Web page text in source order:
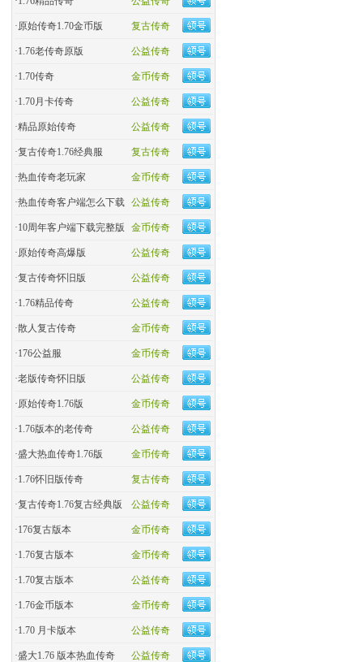
复古传奇
·原始传奇1.70金币版
公益传奇
·1.76老传奇原版
金币传奇
·1.70传奇
公益传奇
·1.70月卡传奇
公益传奇
·精品原始传奇
复古传奇
·复古传奇1.76经典服
金币传奇
·热血传奇老玩家
公益传奇
·热血传奇客户端怎么下载
金币传奇
·10周年客户端下载完整版
公益传奇
·原始传奇高爆版
公益传奇
·复古传奇怀旧版
公益传奇
·1.76精品传奇
金币传奇
·散人复古传奇
金币传奇
·176公益服
公益传奇
·老版传奇怀旧版
金币传奇
·原始传奇1.76版
公益传奇
·1.76版本的老传奇
金币传奇
·盛大热血传奇1.76版
复古传奇
·1.76怀旧版传奇
公益传奇
·复古传奇1.76复古经典版
金币传奇
·176复古版本
金币传奇
·1.76复古版本
公益传奇
·1.70复古版本
金币传奇
·1.76金币版本
公益传奇
·1.70 月卡版本
公益传奇
·盛大1.76 版本热血传奇